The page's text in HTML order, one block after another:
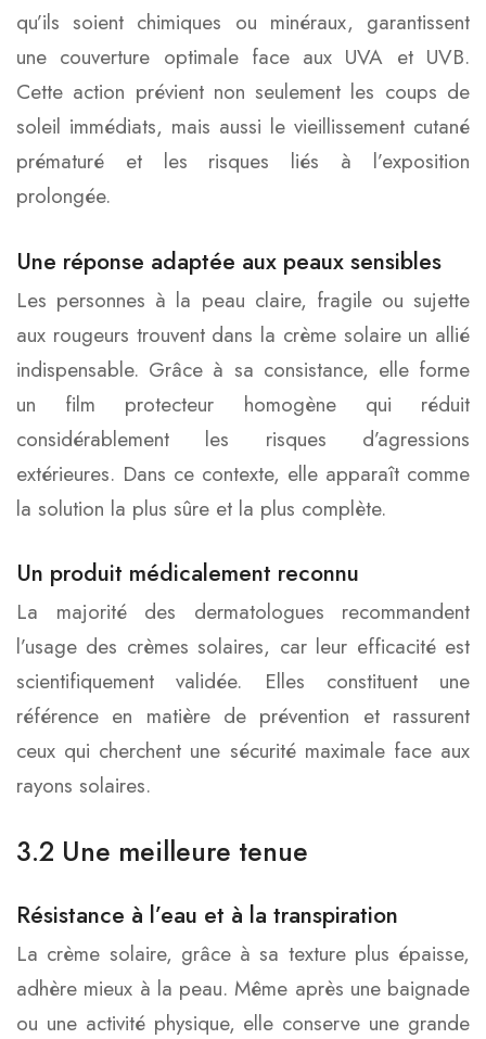
qu’ils soient chimiques ou minéraux, garantissent
une couverture optimale face aux UVA et UVB.
Cette action prévient non seulement les coups de
soleil immédiats, mais aussi le vieillissement cutané
prématuré et les risques liés à l’exposition
prolongée.
Une réponse adaptée aux peaux sensibles
Les personnes à la peau claire, fragile ou sujette
aux rougeurs trouvent dans la crème solaire un allié
indispensable. Grâce à sa consistance, elle forme
un film protecteur homogène qui réduit
considérablement les risques d’agressions
extérieures. Dans ce contexte, elle apparaît comme
la solution la plus sûre et la plus complète.
Un produit médicalement reconnu
La majorité des dermatologues recommandent
l’usage des crèmes solaires, car leur efficacité est
scientifiquement validée. Elles constituent une
référence en matière de prévention et rassurent
ceux qui cherchent une sécurité maximale face aux
rayons solaires.
3.2 Une meilleure tenue
Résistance à l’eau et à la transpiration
La crème solaire, grâce à sa texture plus épaisse,
adhère mieux à la peau. Même après une baignade
ou une activité physique, elle conserve une grande